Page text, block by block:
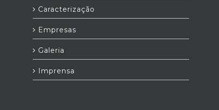
Caracterização
Empresas
Galeria
Imprensa